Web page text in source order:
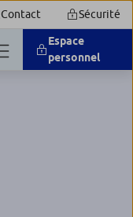
Contact Sécurité
Espace
personnel